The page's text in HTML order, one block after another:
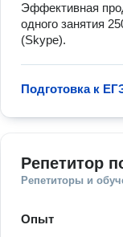
Эффективная
одного занятия
(Skype).
Подготовка к
Репетитор
Репетиторы и
Опыт